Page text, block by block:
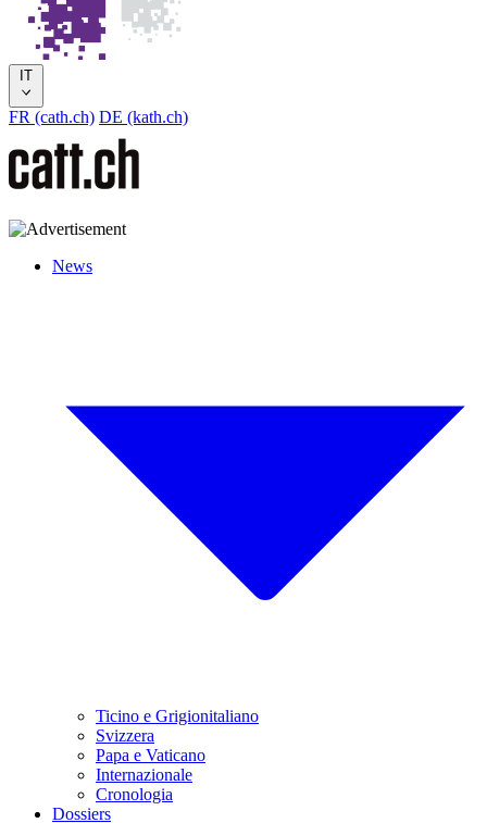
IT
FR (cath.ch) DE (kath.ch)
News
Ticino e Grigionitaliano
Svizzera
Papa e Vaticano
Internazionale
Cronologia
Dossiers